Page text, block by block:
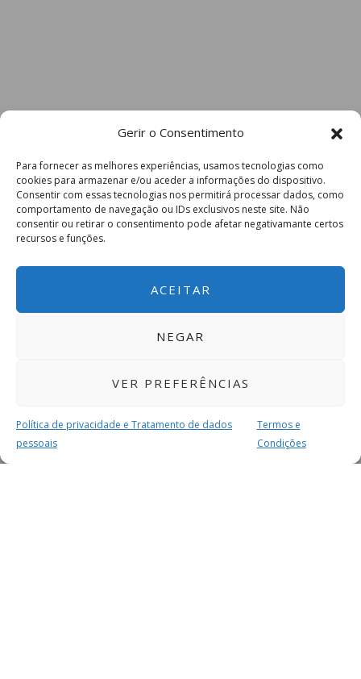
Gerir o Consentimento
Para fornecer as melhores experiências, usamos tecnologias como
cookies para armazenar e/ou aceder a informações do dispositivo.
Consentir com essas tecnologias nos permitirá processar dados, como
comportamento de navegação ou IDs exclusivos neste site. Não
consentir ou retirar o consentimento pode afetar negativamante certos
recursos e funções.
ACEITAR
NEGAR
VER PREFERÊNCIAS
Política de privacidade e Tratamento de dados
pessoais
Termos e
Condições